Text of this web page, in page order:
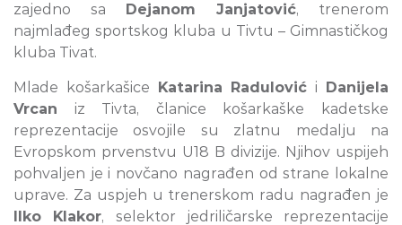
zajedno sa
Dejanom Janjatović, trenerom
najmlađeg sportskog kluba u Tivtu – Gimnastičkog
kluba Tivat.
Mlade košarkašice Katarina Radulović i
Danijela
Vrcan iz Tivta, članice košarkaške kadetske
reprezentacije osvojile su zlatnu medalju na
Evropskom prvenstvu U18 B divizije. Njihov uspijeh
pohvaljen je i novčano nagrađen od strane lokalne
uprave. Za uspjeh u trenerskom radu nagrađen je
Ilko Klakor, selektor jedriličarske reprezentacije